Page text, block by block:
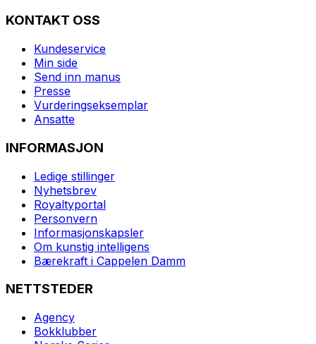
KONTAKT OSS
Kundeservice
Min side
Send inn manus
Presse
Vurderingseksemplar
Ansatte
INFORMASJON
Ledige stillinger
Nyhetsbrev
Royaltyportal
Personvern
Informasjonskapsler
Om kunstig intelligens
Bærekraft i Cappelen Damm
NETTSTEDER
Agency
Bokklubber